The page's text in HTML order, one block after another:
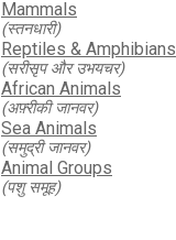
Mammals
(स्तनधारी)
Reptiles & Amphibians
(सरीसृप और उभयचर)
African Animals
(अफ़्रीकी जानवर)
Sea Animals
(समुद्री जानवर)
Animal Groups
(पशु समूह)